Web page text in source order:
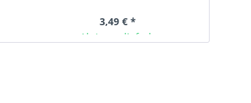
3,49 € *
Ab Lager lieferbar